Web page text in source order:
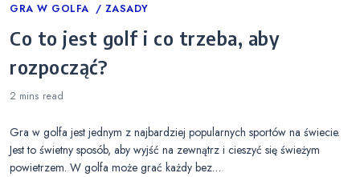
Categories
GRA W GOLFA ZASADY
Co to jest golf i co trzeba, aby
rozpocząć?
2 mins read
Gra w golfa jest jednym z najbardziej popularnych sportów na świecie.
Jest to świetny sposób, aby wyjść na zewnątrz i cieszyć się świeżym
powietrzem. W golfa może grać każdy bez…